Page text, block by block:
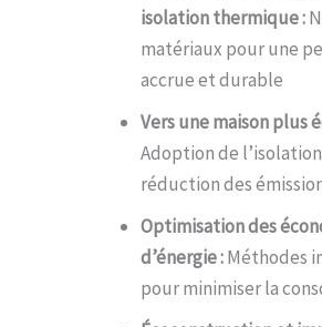
isolation thermique :
matériaux pour une
accrue et durable
Vers une maison plus
Adoption de
réduction des
Optimisation des
d’énergie :Méthodes
pour minimiser la